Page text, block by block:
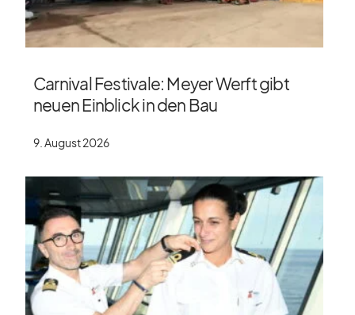
Carnival Festivale: Meyer Werft gibt
neuen Einblick in den Bau
9. August 2026